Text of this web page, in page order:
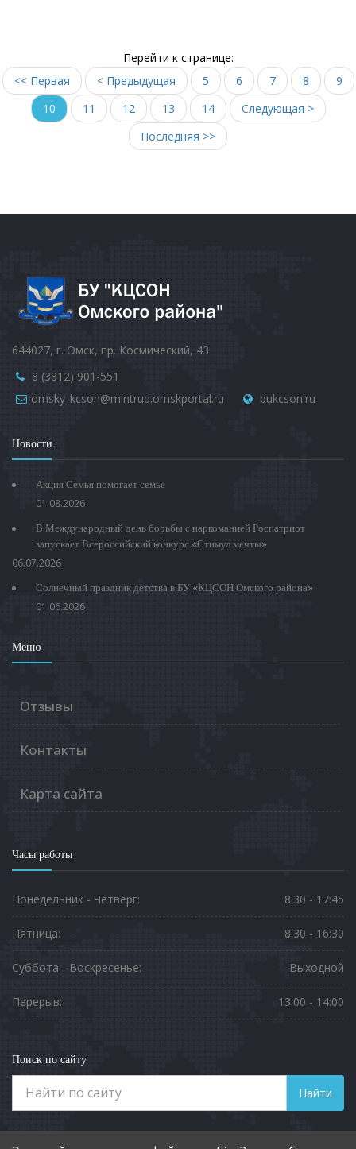
Перейти к странице:
<< Первая
< Предыдущая 5 6 7 8
9
10
11 12 13 14
Следующая >
Последняя >>
644027, г. Омск, пр. Космический, 43
8 (3812) 901-551
omsky_kcson@mintrud.omskportal.ru
bukcson.ru
Новости
Акция Семья помогает семье
01.08.2026
В Международный день борьбы с наркоманией Роспатриот
запускает Всероссийский конкурс «Стимул мечты»
06.07.2026
Солнечный праздник детства в БУ «КЦСОН Омского района»
01.06.2026
Меню
Отзывы
Контакты
Карта сайта
Часы работы
Понедельник - Четверг: 8:30 - 17:45
Пятница: 8:30 - 16:30
Суббота - Воскресенье: Выходной
Перерыв: 13:00 - 14:00
Поиск по сайту
Найти
Телефоны